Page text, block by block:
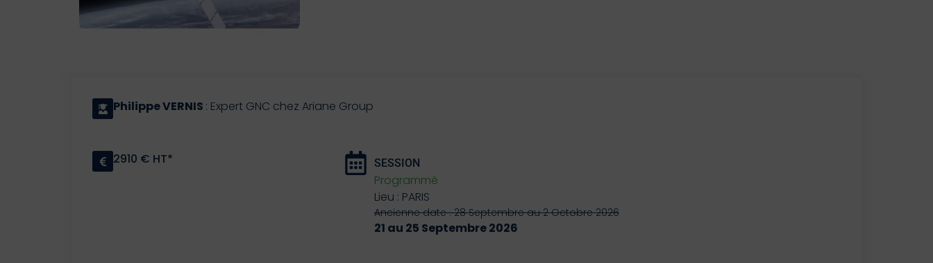
Philippe VERNIS : Expert GNC chez Ariane Group
2910 € HT* SESSION
Programmé
Lieu : PARIS
Ancienne date : 28 Septembre au 2 Octobre 2026
21 au 25 Septembre 2026